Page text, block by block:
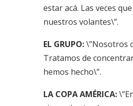
estar acá. Las veces
nuestros volantes\”.
EL GRUPO:\”Nosotros
Tratamos de
hemos hecho\”.
LA COPA AMÉRICA: